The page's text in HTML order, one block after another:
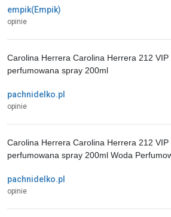
empik(Empik)
opinie
pachnidelko.pl
opinie
Carolina Herrera Carolina Herrera 212 VIP
perfumowana spray 200ml
pachnidelko.pl
opinie
Carolina Herrera Carolina Herrera 212 VIP
perfumowana spray 200ml Woda